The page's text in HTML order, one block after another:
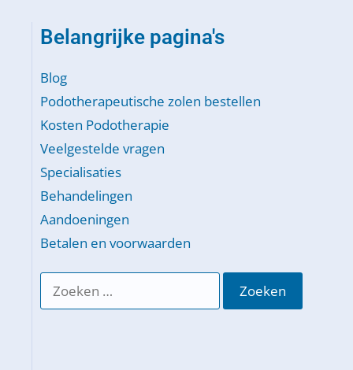
Belangrijke pagina's
Blog
Podotherapeutische zolen bestellen
Kosten Podotherapie
Veelgestelde vragen
Specialisaties
Behandelingen
Aandoeningen
Betalen en voorwaarden